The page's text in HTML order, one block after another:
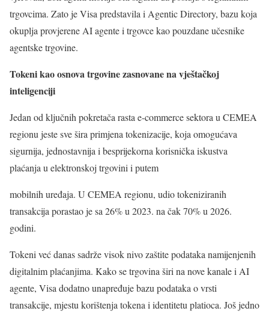
trgovcima. Zato je Visa predstavila i Agentic Directory, bazu koja
okuplja provjerene AI agente i trgovce kao pouzdane učesnike
agentske trgovine.
Tokeni kao osnova trgovine zasnovane na vještačkoj
inteligenciji
Jedan od ključnih pokretača rasta e-commerce sektora u CEMEA
regionu jeste sve šira primjena tokenizacije, koja omogućava
sigurnija, jednostavnija i besprijekorna korisnička iskustva
plaćanja u elektronskoj trgovini i putem
mobilnih uređaja. U CEMEA regionu, udio tokeniziranih
transakcija porastao je sa 26% u 2023. na čak 70% u 2026.
godini.
Tokeni već danas sadrže visok nivo zaštite podataka namijenjenih
digitalnim plaćanjima. Kako se trgovina širi na nove kanale i AI
agente, Visa dodatno unapređuje bazu podataka o vrsti
transakcije, mjestu korištenja tokena i identitetu platioca. Još jedno